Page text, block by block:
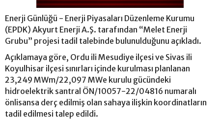
Enerji Günlüğü - Enerji Piyasaları Düzenleme Kurumu
(EPDK) Akyurt Enerji A.Ş. tarafından “Melet Enerji
Grubu” projesi tadil talebinde bulunulduğunu açıkladı.
Açıklamaya göre, Ordu ili Mesudiye ilçesi ve Sivas ili
Koyulhisar ilçesi sınırları içinde kurulması planlanan
23,249 MWm/22,097 MWe kurulu gücündeki
hidroelektrik santral ÖN/10057-22/04816 numaralı
önlisansa derç edilmiş olan sahaya ilişkin koordinatların
tadil edilmesi talep edildi.